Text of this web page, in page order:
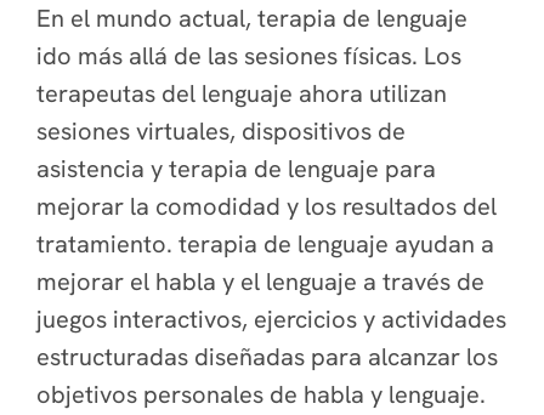
En el mundo actual, terapia de lenguaje
ido más allá de las sesiones físicas. Los
terapeutas del lenguaje ahora utilizan
sesiones virtuales, dispositivos de
asistencia y terapia de lenguaje para
mejorar la comodidad y los resultados del
tratamiento. terapia de lenguaje ayudan a
mejorar el habla y el lenguaje a través de
juegos interactivos, ejercicios y actividades
estructuradas diseñadas para alcanzar los
objetivos personales de habla y lenguaje.